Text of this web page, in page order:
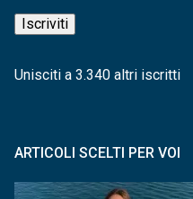
mail
Iscriviti
Unisciti a 3.340 altri iscritti
ARTICOLI SCELTI PER VOI